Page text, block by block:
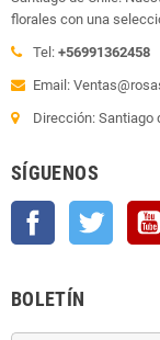
florales con una
Tel: +56991362458
Email:
Dirección: Santiago
SÍGUENOS
Facebook Twitter
BOLETÍN